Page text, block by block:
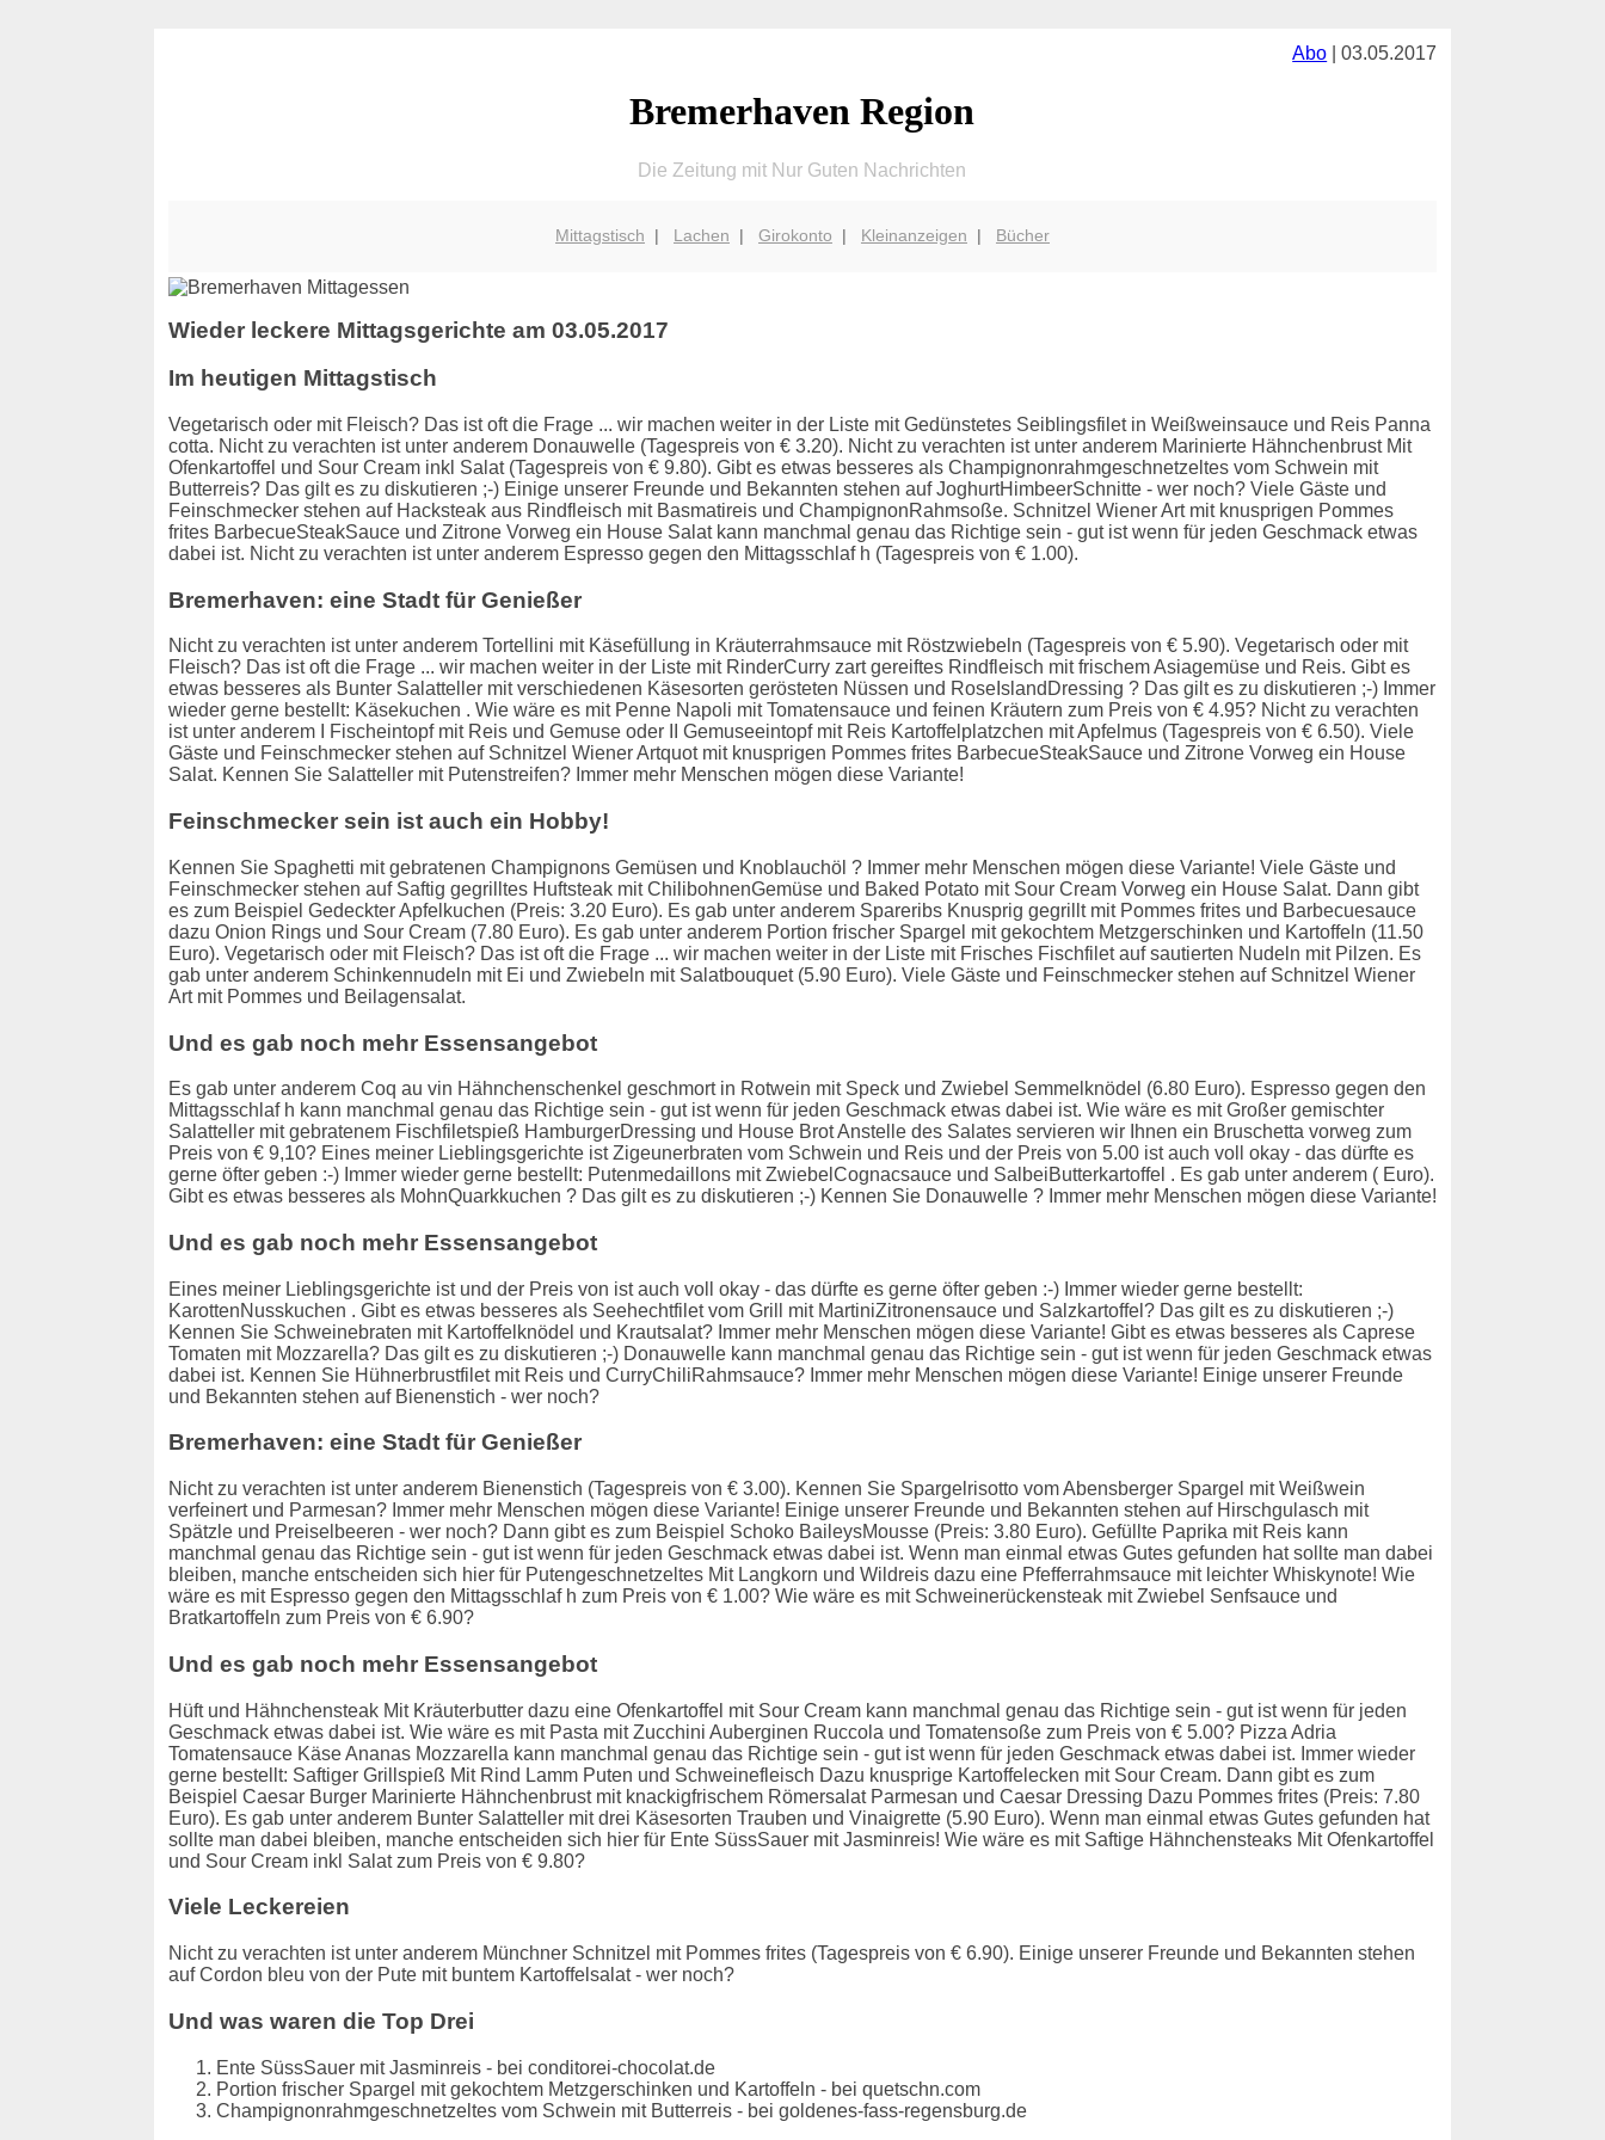
Abo | 03.05.2017
Bremerhaven Region
Die Zeitung mit Nur Guten Nachrichten
Mittagstisch | Lachen | Girokonto | Kleinanzeigen | Bücher
Wieder leckere Mittagsgerichte am 03.05.2017
Im heutigen Mittagstisch
Vegetarisch oder mit Fleisch? Das ist oft die Frage ... wir machen weiter in der Liste mit Gedünstetes Seiblingsfilet in Weißweinsauce und Reis Panna
cotta. Nicht zu verachten ist unter anderem Donauwelle (Tagespreis von € 3.20). Nicht zu verachten ist unter anderem Marinierte Hähnchenbrust Mit
Ofenkartoffel und Sour Cream inkl Salat (Tagespreis von € 9.80). Gibt es etwas besseres als Champignonrahmgeschnetzeltes vom Schwein mit
Butterreis? Das gilt es zu diskutieren ;-) Einige unserer Freunde und Bekannten stehen auf JoghurtHimbeerSchnitte - wer noch? Viele Gäste und
Feinschmecker stehen auf Hacksteak aus Rindfleisch mit Basmatireis und ChampignonRahmsoße. Schnitzel Wiener Art mit knusprigen Pommes
frites BarbecueSteakSauce und Zitrone Vorweg ein House Salat kann manchmal genau das Richtige sein - gut ist wenn für jeden Geschmack etwas
dabei ist. Nicht zu verachten ist unter anderem Espresso gegen den Mittagsschlaf h (Tagespreis von € 1.00).
Bremerhaven: eine Stadt für Genießer
Nicht zu verachten ist unter anderem Tortellini mit Käsefüllung in Kräuterrahmsauce mit Röstzwiebeln (Tagespreis von € 5.90). Vegetarisch oder mit
Fleisch? Das ist oft die Frage ... wir machen weiter in der Liste mit RinderCurry zart gereiftes Rindfleisch mit frischem Asiagemüse und Reis. Gibt es
etwas besseres als Bunter Salatteller mit verschiedenen Käsesorten gerösteten Nüssen und RoseIslandDressing ? Das gilt es zu diskutieren ;-) Immer
wieder gerne bestellt: Käsekuchen . Wie wäre es mit Penne Napoli mit Tomatensauce und feinen Kräutern zum Preis von € 4.95? Nicht zu verachten
ist unter anderem I Fischeintopf mit Reis und Gemuse oder II Gemuseeintopf mit Reis Kartoffelplatzchen mit Apfelmus (Tagespreis von € 6.50). Viele
Gäste und Feinschmecker stehen auf Schnitzel Wiener Artquot mit knusprigen Pommes frites BarbecueSteakSauce und Zitrone Vorweg ein House
Salat. Kennen Sie Salatteller mit Putenstreifen? Immer mehr Menschen mögen diese Variante!
Feinschmecker sein ist auch ein Hobby!
Kennen Sie Spaghetti mit gebratenen Champignons Gemüsen und Knoblauchöl ? Immer mehr Menschen mögen diese Variante! Viele Gäste und
Feinschmecker stehen auf Saftig gegrilltes Huftsteak mit ChilibohnenGemüse und Baked Potato mit Sour Cream Vorweg ein House Salat. Dann gibt
es zum Beispiel Gedeckter Apfelkuchen (Preis: 3.20 Euro). Es gab unter anderem Spareribs Knusprig gegrillt mit Pommes frites und Barbecuesauce
dazu Onion Rings und Sour Cream (7.80 Euro). Es gab unter anderem Portion frischer Spargel mit gekochtem Metzgerschinken und Kartoffeln (11.50
Euro). Vegetarisch oder mit Fleisch? Das ist oft die Frage ... wir machen weiter in der Liste mit Frisches Fischfilet auf sautierten Nudeln mit Pilzen. Es
gab unter anderem Schinkennudeln mit Ei und Zwiebeln mit Salatbouquet (5.90 Euro). Viele Gäste und Feinschmecker stehen auf Schnitzel Wiener
Art mit Pommes und Beilagensalat.
Und es gab noch mehr Essensangebot
Es gab unter anderem Coq au vin Hähnchenschenkel geschmort in Rotwein mit Speck und Zwiebel Semmelknödel (6.80 Euro). Espresso gegen den
Mittagsschlaf h kann manchmal genau das Richtige sein - gut ist wenn für jeden Geschmack etwas dabei ist. Wie wäre es mit Großer gemischter
Salatteller mit gebratenem Fischfiletspieß HamburgerDressing und House Brot Anstelle des Salates servieren wir Ihnen ein Bruschetta vorweg zum
Preis von € 9,10? Eines meiner Lieblingsgerichte ist Zigeunerbraten vom Schwein und Reis und der Preis von 5.00 ist auch voll okay - das dürfte es
gerne öfter geben :-) Immer wieder gerne bestellt: Putenmedaillons mit ZwiebelCognacsauce und SalbeiButterkartoffel . Es gab unter anderem ( Euro).
Gibt es etwas besseres als MohnQuarkkuchen ? Das gilt es zu diskutieren ;-) Kennen Sie Donauwelle ? Immer mehr Menschen mögen diese Variante!
Und es gab noch mehr Essensangebot
Eines meiner Lieblingsgerichte ist und der Preis von ist auch voll okay - das dürfte es gerne öfter geben :-) Immer wieder gerne bestellt:
KarottenNusskuchen . Gibt es etwas besseres als Seehechtfilet vom Grill mit MartiniZitronensauce und Salzkartoffel? Das gilt es zu diskutieren ;-)
Kennen Sie Schweinebraten mit Kartoffelknödel und Krautsalat? Immer mehr Menschen mögen diese Variante! Gibt es etwas besseres als Caprese
Tomaten mit Mozzarella? Das gilt es zu diskutieren ;-) Donauwelle kann manchmal genau das Richtige sein - gut ist wenn für jeden Geschmack etwas
dabei ist. Kennen Sie Hühnerbrustfilet mit Reis und CurryChiliRahmsauce? Immer mehr Menschen mögen diese Variante! Einige unserer Freunde
und Bekannten stehen auf Bienenstich - wer noch?
Bremerhaven: eine Stadt für Genießer
Nicht zu verachten ist unter anderem Bienenstich (Tagespreis von € 3.00). Kennen Sie Spargelrisotto vom Abensberger Spargel mit Weißwein
verfeinert und Parmesan? Immer mehr Menschen mögen diese Variante! Einige unserer Freunde und Bekannten stehen auf Hirschgulasch mit
Spätzle und Preiselbeeren - wer noch? Dann gibt es zum Beispiel Schoko BaileysMousse (Preis: 3.80 Euro). Gefüllte Paprika mit Reis kann
manchmal genau das Richtige sein - gut ist wenn für jeden Geschmack etwas dabei ist. Wenn man einmal etwas Gutes gefunden hat sollte man dabei
bleiben, manche entscheiden sich hier für Putengeschnetzeltes Mit Langkorn und Wildreis dazu eine Pfefferrahmsauce mit leichter Whiskynote! Wie
wäre es mit Espresso gegen den Mittagsschlaf h zum Preis von € 1.00? Wie wäre es mit Schweinerückensteak mit Zwiebel Senfsauce und
Bratkartoffeln zum Preis von € 6.90?
Und es gab noch mehr Essensangebot
Hüft und Hähnchensteak Mit Kräuterbutter dazu eine Ofenkartoffel mit Sour Cream kann manchmal genau das Richtige sein - gut ist wenn für jeden
Geschmack etwas dabei ist. Wie wäre es mit Pasta mit Zucchini Auberginen Ruccola und Tomatensoße zum Preis von € 5.00? Pizza Adria
Tomatensauce Käse Ananas Mozzarella kann manchmal genau das Richtige sein - gut ist wenn für jeden Geschmack etwas dabei ist. Immer wieder
gerne bestellt: Saftiger Grillspieß Mit Rind Lamm Puten und Schweinefleisch Dazu knusprige Kartoffelecken mit Sour Cream. Dann gibt es zum
Beispiel Caesar Burger Marinierte Hähnchenbrust mit knackigfrischem Römersalat Parmesan und Caesar Dressing Dazu Pommes frites (Preis: 7.80
Euro). Es gab unter anderem Bunter Salatteller mit drei Käsesorten Trauben und Vinaigrette (5.90 Euro). Wenn man einmal etwas Gutes gefunden hat
sollte man dabei bleiben, manche entscheiden sich hier für Ente SüssSauer mit Jasminreis! Wie wäre es mit Saftige Hähnchensteaks Mit Ofenkartoffel
und Sour Cream inkl Salat zum Preis von € 9.80?
Viele Leckereien
Nicht zu verachten ist unter anderem Münchner Schnitzel mit Pommes frites (Tagespreis von € 6.90). Einige unserer Freunde und Bekannten stehen
auf Cordon bleu von der Pute mit buntem Kartoffelsalat - wer noch?
Und was waren die Top Drei
Ente SüssSauer mit Jasminreis - bei conditorei-chocolat.de
Portion frischer Spargel mit gekochtem Metzgerschinken und Kartoffeln - bei quetschn.com
Champignonrahmgeschnetzeltes vom Schwein mit Butterreis - bei goldenes-fass-regensburg.de